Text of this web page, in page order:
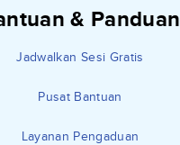
& Panduan
Jadwalkan Sesi Gratis
Pusat Bantuan
Layanan Pengaduan